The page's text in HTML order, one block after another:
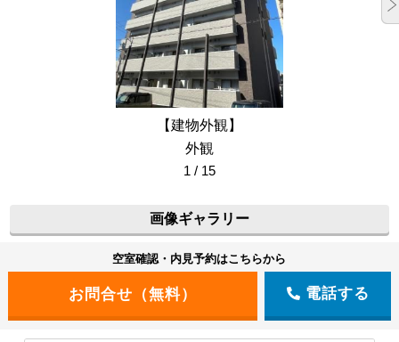
【建物外観】
外観
1 / 15
画像ギャラリー
空室確認・内見予約はこちらから
電話する